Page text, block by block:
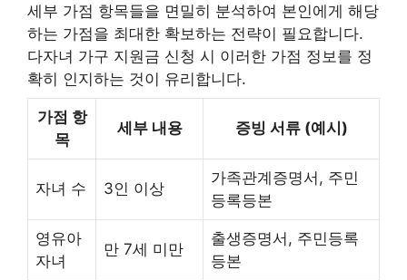
세부 가점 항목들을 면밀히 분석하여 본인에게 해당
하는 가점을 최대한 확보하는 전략이 필요합니다.
다자녀 가구 지원금 신청 시 이러한 가점 정보를 정
확히 인지하는 것이 유리합니다.
가점 항
목
세부 내용 증빙 서류 (예시)
자녀 수 3인 이상
가족관계증명서, 주민
등록등본
영유아
자녀
만 7세 미만
출생증명서, 주민등록
등본